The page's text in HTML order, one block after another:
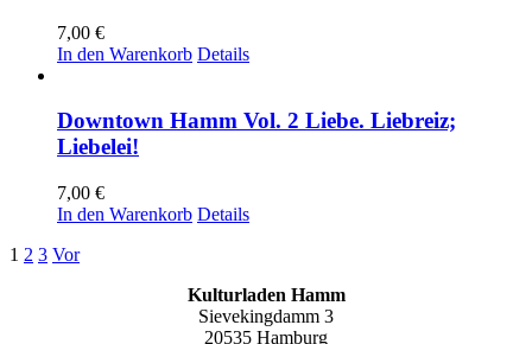
7,00 €
In den Warenkorb Details
Downtown Hamm Vol. 2 Liebe. Liebreiz;
Liebelei!
7,00 €
In den Warenkorb Details
1 2 3 Vor
Kulturladen Hamm
Sievekingdamm 3
20535 Hamburg